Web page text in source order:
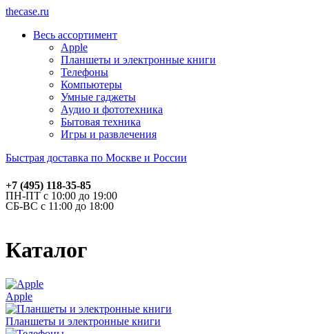
thecase.ru
Весь ассортимент
Apple
Планшеты и электронные книги
Телефоны
Компьютеры
Умные гаджеты
Аудио и фототехника
Бытовая техника
Игры и развлечения
Быстрая доставка по Москве и России
+7 (495) 118-35-85
ПН-ПТ с 10:00 до 19:00
СБ-ВС с 11:00 до 18:00
Каталог
Apple
Планшеты и электронные книги